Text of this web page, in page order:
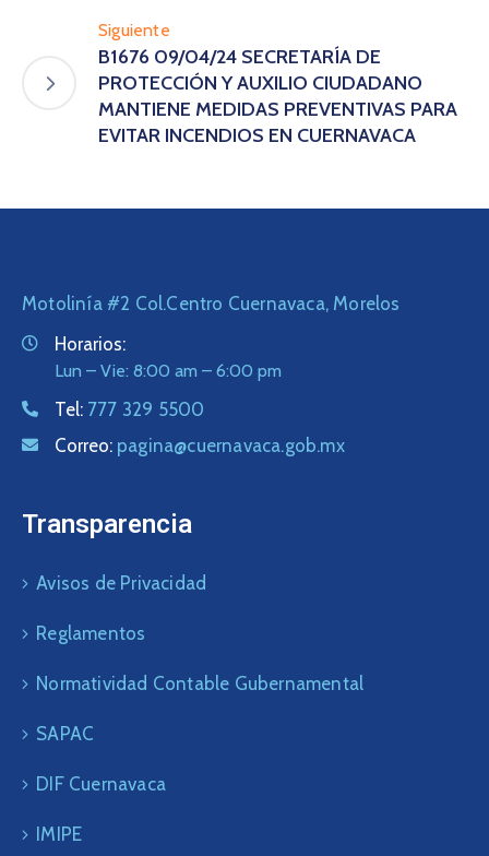
Siguiente
B1676 09/04/24 SECRETARÍA DE
PROTECCIÓN Y AUXILIO CIUDADANO
MANTIENE MEDIDAS PREVENTIVAS PARA
EVITAR INCENDIOS EN CUERNAVACA
Motolinía #2 Col.Centro Cuernavaca, Morelos
Horarios:
Lun – Vie: 8:00 am – 6:00 pm
Tel: 777 329 5500
Correo: pagina@cuernavaca.gob.mx
Transparencia
Avisos de Privacidad
Reglamentos
Normatividad Contable Gubernamental
SAPAC
DIF Cuernavaca
IMIPE